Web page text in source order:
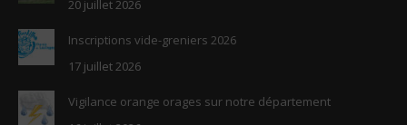
20 juillet 2026
Inscriptions vide-greniers 2026
17 juillet 2026
Vigilance orange orages sur notre département